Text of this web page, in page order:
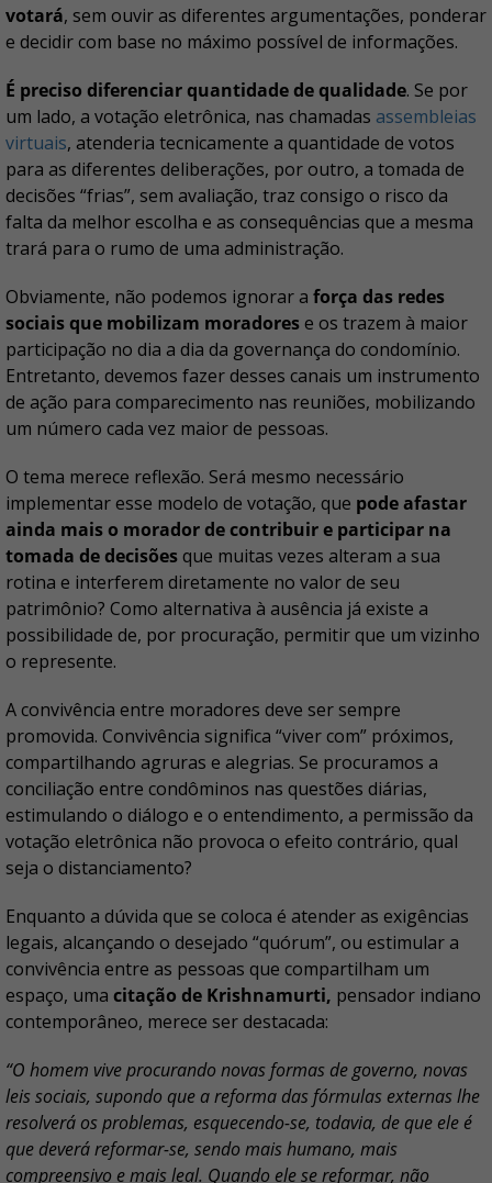
votará, sem ouvir as diferentes argumentações, ponderar
e decidir com base no máximo possível de informações.
É preciso diferenciar quantidade de qualidade. Se por
um lado, a votação eletrônica, nas chamadas assembleias
virtuais, atenderia tecnicamente a quantidade de votos
para as diferentes deliberações, por outro, a tomada de
decisões “frias”, sem avaliação, traz consigo o risco da
falta da melhor escolha e as consequências que a mesma
trará para o rumo de uma administração.
Obviamente, não podemos ignorar a força das redes
sociais que mobilizam moradorese os trazem à maior
participação no dia a dia da governança do condomínio.
Entretanto, devemos fazer desses canais um instrumento
de ação para comparecimento nas reuniões, mobilizando
um número cada vez maior de pessoas.
O tema merece reflexão. Será mesmo necessário
implementar esse modelo de votação, que pode afastar
ainda mais o morador de contribuir e participar na
tomada de decisõesque muitas vezes alteram a sua
rotina e interferem diretamente no valor de seu
patrimônio? Como alternativa à ausência já existe a
possibilidade de, por procuração, permitir que um vizinho
o represente.
A convivência entre moradores deve ser sempre
promovida. Convivência significa “viver com” próximos,
compartilhando agruras e alegrias. Se procuramos a
conciliação entre condôminos nas questões diárias,
estimulando o diálogo e o entendimento, a permissão da
votação eletrônica não provoca o efeito contrário, qual
seja o distanciamento?
Enquanto a dúvida que se coloca é atender as exigências
legais, alcançando o desejado “quórum”, ou estimular a
convivência entre as pessoas que compartilham um
espaço, uma citação de Krishnamurti, pensador indiano
contemporâneo, merece ser destacada:
“O homem vive procurando novas formas de governo, novas
leis sociais, supondo que a reforma das fórmulas externas lhe
resolverá os problemas, esquecendo-se, todavia, de que ele é
que deverá reformar-se, sendo mais humano, mais
compreensivo e mais leal. Quando ele se reformar, não